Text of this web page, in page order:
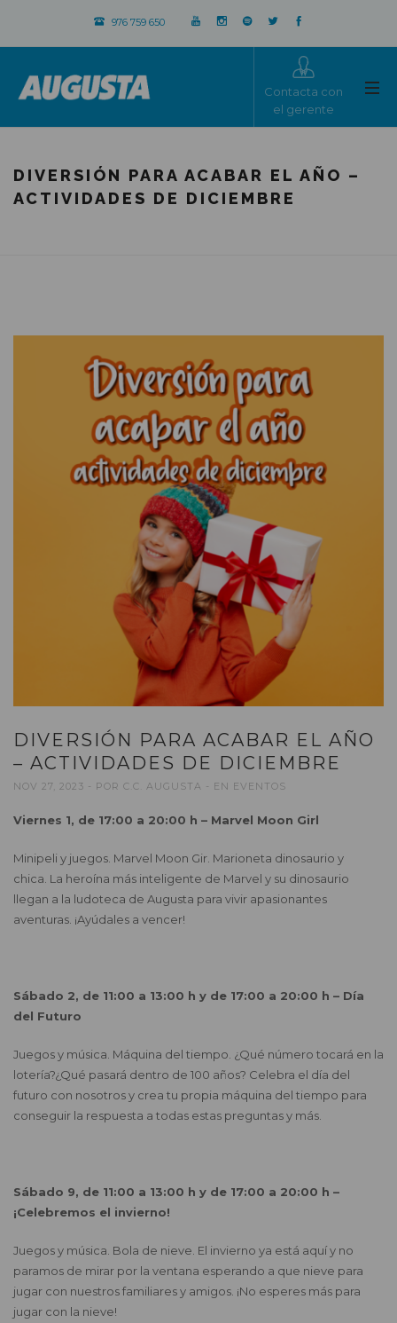
976 759 650
Contacta con
el gerente
DIVERSIÓN PARA ACABAR EL AÑO –
ACTIVIDADES DE DICIEMBRE
DIVERSIÓN PARA ACABAR EL AÑO
– ACTIVIDADES DE DICIEMBRE
NOV 27, 2023 POR C.C. AUGUSTA EN EVENTOS
Viernes 1, de 17:00 a 20:00 h – Marvel Moon Girl
Minipeli y juegos. Marvel Moon Gir. Marioneta dinosaurio y
chica. La heroína más inteligente de Marvel y su dinosaurio
llegan a la ludoteca de Augusta para vivir apasionantes
aventuras. ¡Ayúdales a vencer!
Sábado 2, de 11:00 a 13:00 h y de 17:00 a 20:00 h – Día
del Futuro
Juegos y música. Máquina del tiempo. ¿Qué número tocará en la
lotería?¿Qué pasará dentro de 100 años? Celebra el día del
futuro con nosotros y crea tu propia máquina del tiempo para
conseguir la respuesta a todas estas preguntas y más.
Sábado 9, de 11:00 a 13:00 h y de 17:00 a 20:00 h –
¡Celebremos el invierno!
Juegos y música. Bola de nieve. El invierno ya está aquí y no
paramos de mirar por la ventana esperando a que nieve para
jugar con nuestros familiares y amigos. ¡No esperes más para
jugar con la nieve!